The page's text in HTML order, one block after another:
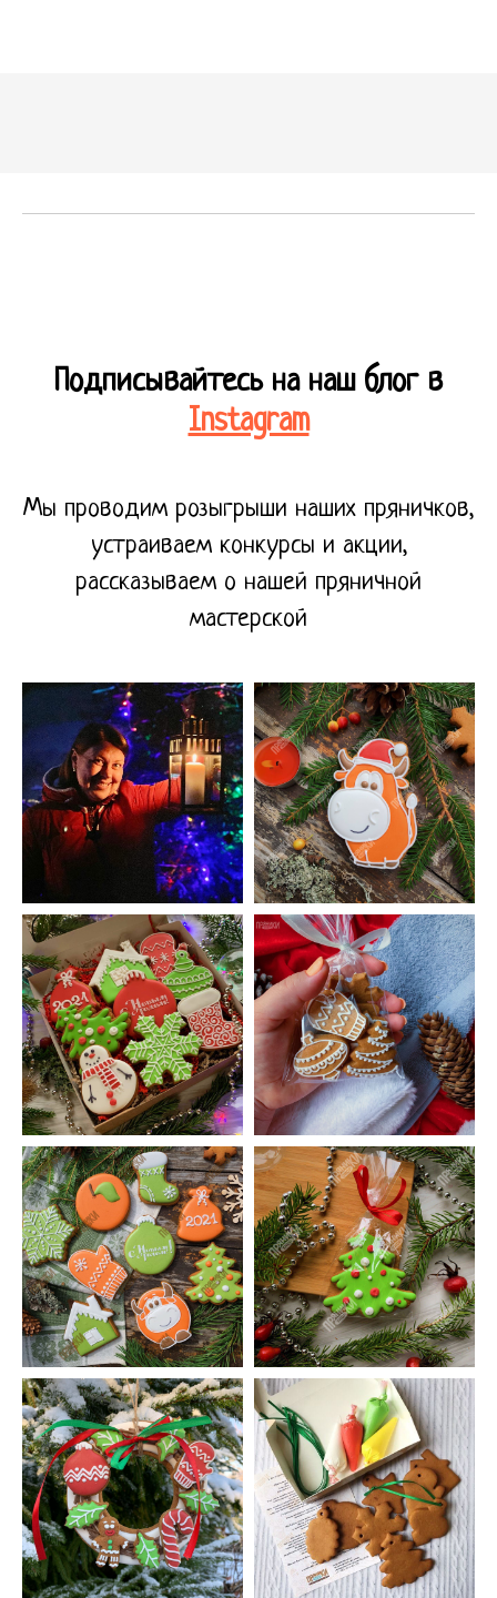
Подписывайтесь на наш блог в
Instagram
Мы проводим розыгрыши наших пряничков,
устраиваем конкурсы и акции,
рассказываем о нашей пряничной
мастерской